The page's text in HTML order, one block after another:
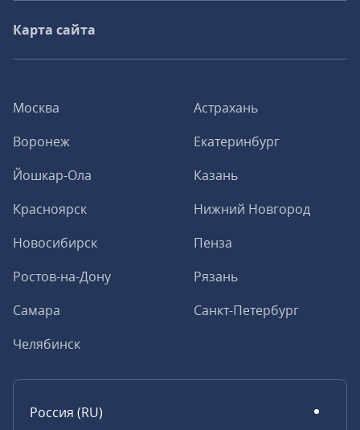
Москва
Астрахань
Воронеж
Екатеринбург
Йошкар-Ола
Казань
Красноярск
Нижний Новгород
Новосибирск
Пенза
Ростов-на-Дону
Рязань
Самара
Санкт-Петербург
Челябинск
Россия (RU)
Карта сайта